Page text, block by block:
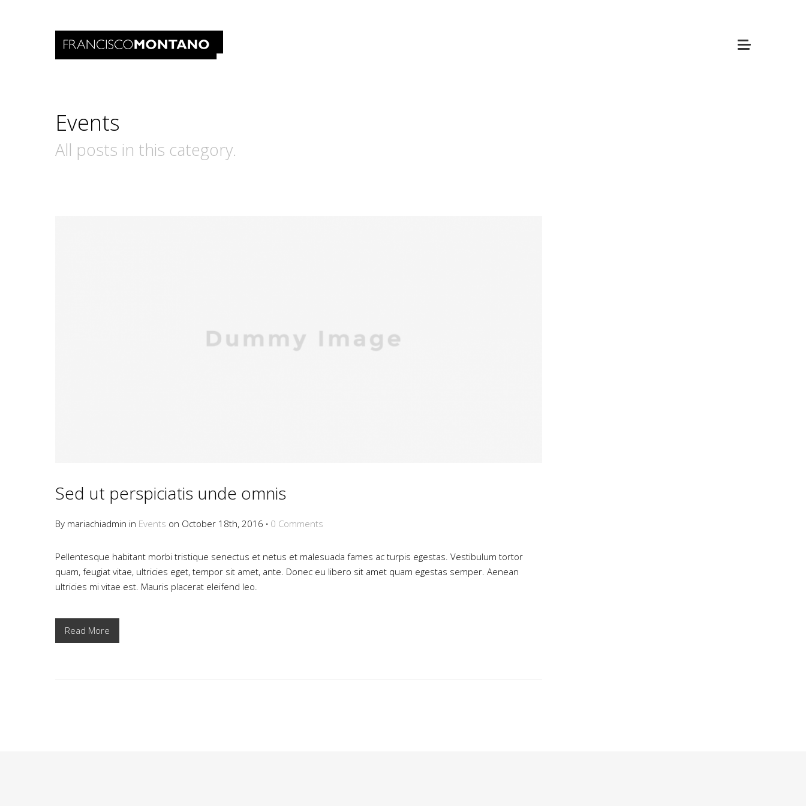
Events
All posts in this category.
Sed ut perspiciatis unde omnis
By mariachiadmin in Events on October 18th, 2016 · 0 Comments
Pellentesque habitant morbi tristique senectus et netus et malesuada fames ac turpis egestas. Vestibulum tortor
quam, feugiat vitae, ultricies eget, tempor sit amet, ante. Donec eu libero sit amet quam egestas semper. Aenean
ultricies mi vitae est. Mauris placerat eleifend leo.
Read More